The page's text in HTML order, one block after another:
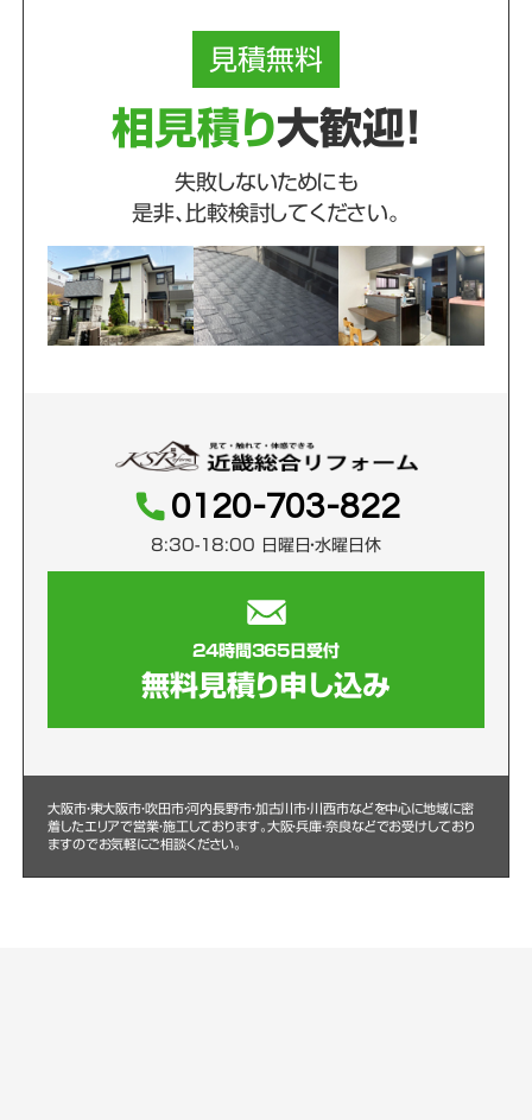
見積無料
相見積り大歓迎！
失敗しないためにも
是非、比較検討してください。
0120-703-822
8:30-18:00 日曜日・水曜日休
24時間365日受付
無料見積り申し込み
大阪市・東大阪市・吹田市・河内長野市・加古川市・川西市などを中心に地域に密
着したエリアで営業・施工しております。大阪・兵庫・奈良などでお受けしており
ますのでお気軽にご相談ください。